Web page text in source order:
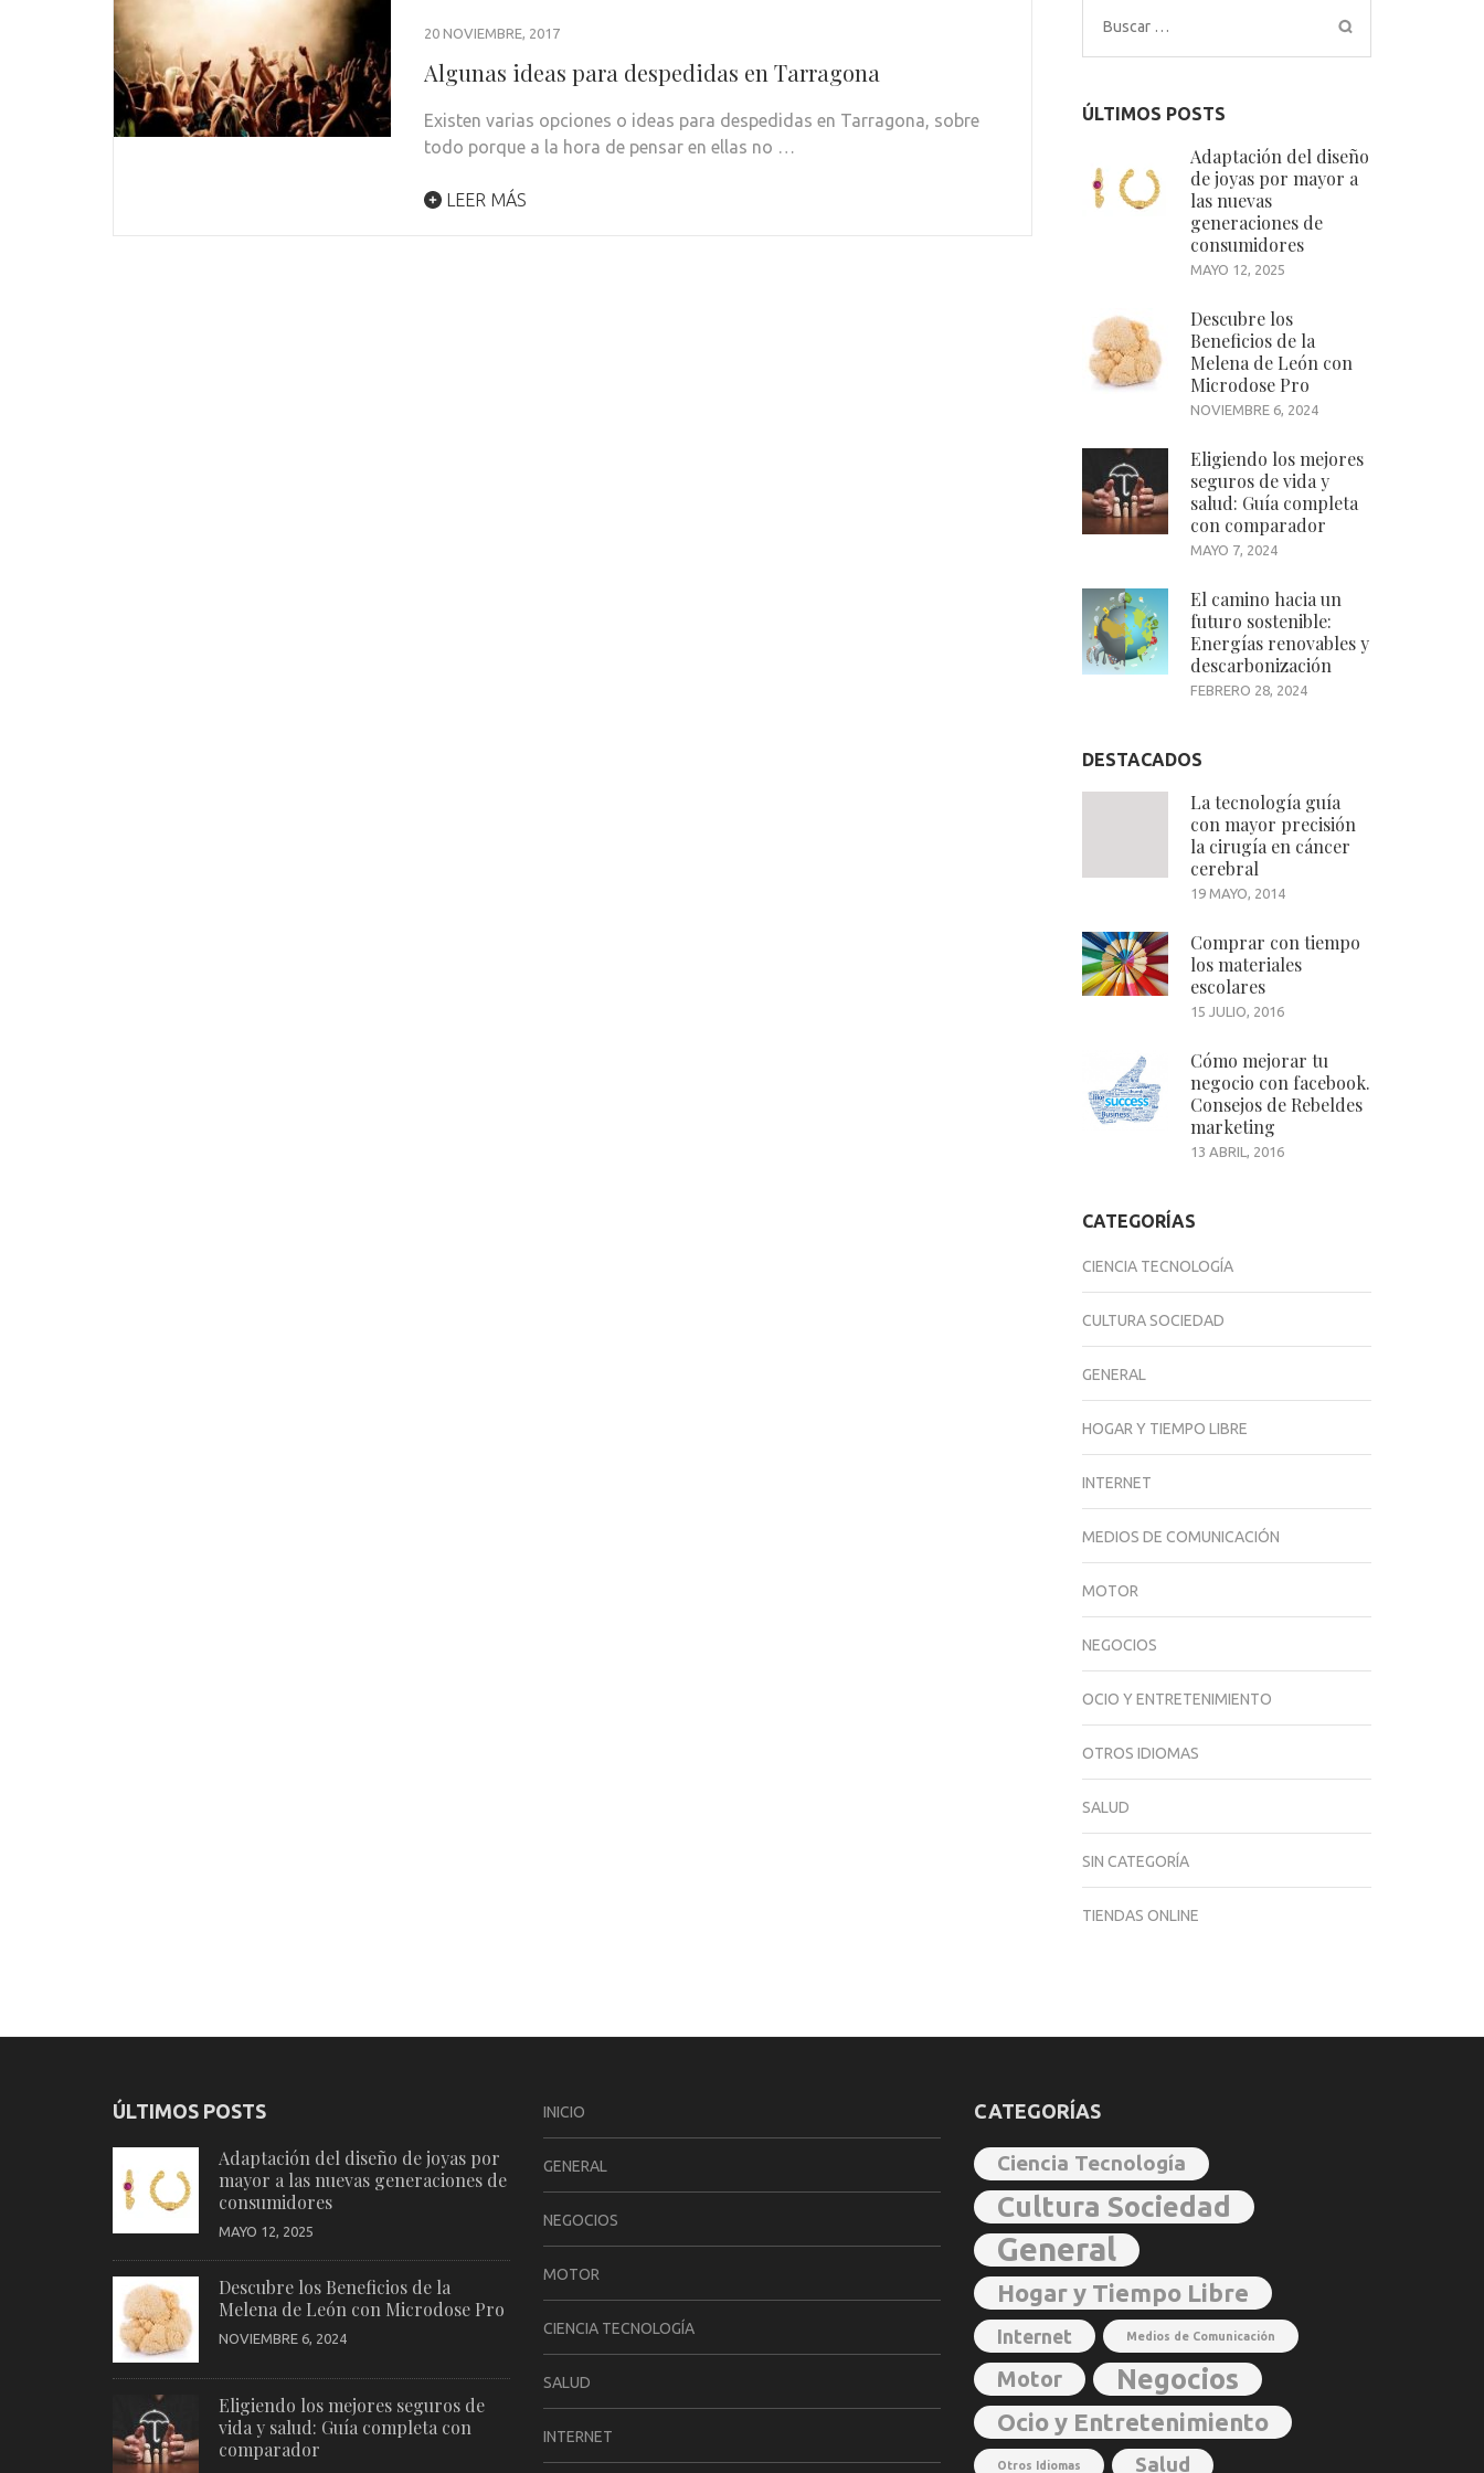
20 NOVIEMBRE, 2017
Algunas ideas para despedidas en Tarragona
Existen varias opciones o ideas para despedidas en Tarragona, sobre
todo porque a la hora de pensar en ellas no …
LEER MÁS
Buscar:
ÚLTIMOS POSTS
Adaptación del diseño
de joyas por mayor a
las nuevas
generaciones de
consumidores
MAYO 12, 2025
Descubre los
Beneficios de la
Melena de León con
Microdose Pro
NOVIEMBRE 6, 2024
Eligiendo los mejores
seguros de vida y
salud: Guía completa
con comparador
MAYO 7, 2024
El camino hacia un
futuro sostenible:
Energías renovables y
descarbonización
FEBRERO 28, 2024
DESTACADOS
La tecnología guía
con mayor precisión
la cirugía en cáncer
cerebral
19 MAYO, 2014
Comprar con tiempo
los materiales
escolares
15 JULIO, 2016
Cómo mejorar tu
negocio con facebook.
Consejos de Rebeldes
marketing
13 ABRIL, 2016
CATEGORÍAS
CIENCIA TECNOLOGÍA
CULTURA SOCIEDAD
GENERAL
HOGAR Y TIEMPO LIBRE
INTERNET
MEDIOS DE COMUNICACIÓN
MOTOR
NEGOCIOS
OCIO Y ENTRETENIMIENTO
OTROS IDIOMAS
SALUD
SIN CATEGORÍA
TIENDAS ONLINE
ÚLTIMOS POSTS
Adaptación del diseño de joyas por
mayor a las nuevas generaciones de
consumidores
MAYO 12, 2025
Descubre los Beneficios de la
Melena de León con Microdose Pro
NOVIEMBRE 6, 2024
Eligiendo los mejores seguros de
vida y salud: Guía completa con
comparador
INICIO
GENERAL
NEGOCIOS
MOTOR
CIENCIA TECNOLOGÍA
SALUD
INTERNET
CATEGORÍAS
Ciencia Tecnología
Cultura Sociedad
General
Hogar y Tiempo Libre
Internet Medios de Comunicación
Motor Negocios
Ocio y Entretenimiento
Otros Idiomas Salud